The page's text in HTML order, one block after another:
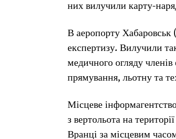
них вилучили карту-
В аеропорту Хабаровськ
експертизу. Вилучили
медичного огляду
прямування, льотну та
Місцеве
з вертольота на
Вранці за місцевим